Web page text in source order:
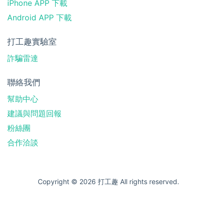
iPhone APP 下載
Android APP 下載
打工趣實驗室
詐騙雷達
聯絡我們
幫助中心
建議與問題回報
粉絲團
合作洽談
Copyright © 2026 打工趣 All rights reserved.